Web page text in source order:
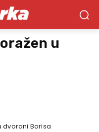
u
dvorani Borisa